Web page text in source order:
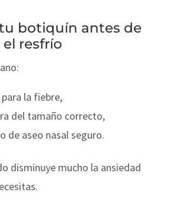
botiquín antes de
resfrío
la fiebre,
del tamaño correcto,
de aseo nasal seguro.
disminuye mucho la ansiedad